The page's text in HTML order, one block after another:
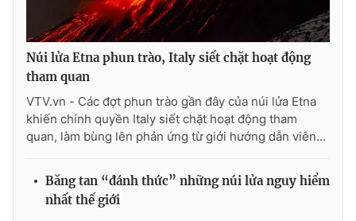
® Cấm sao chép dưới mọi hình thức nếu không có sự chấp
thuận bằng văn bản. Ghi rõ nguồn VTV.vn khi phát hành lại
thông tin từ website này.
Núi lửa Etna phun trào, Italy siết chặt hoạt động
tham quan
VTV.vn - Các đợt phun trào gần đây của núi lửa Etna
khiến chính quyền Italy siết chặt hoạt động tham
quan, làm bùng lên phản ứng từ giới hướng dẫn viên...
Băng tan “đánh thức” những núi lửa nguy hiểm
nhất thế giới